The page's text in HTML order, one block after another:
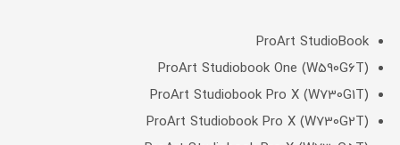
ProArt StudioBook
ProArt Studiobook One (W590G6T)
ProArt Studiobook Pro X (W730G1T)
ProArt Studiobook Pro X (W730G2T)